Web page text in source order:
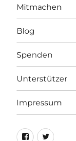
Mitmachen
Blog
Spenden
Unterstützer
Impressum
Facebook